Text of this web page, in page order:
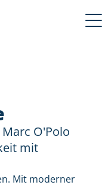
O'Polo
mit
Mit moderner